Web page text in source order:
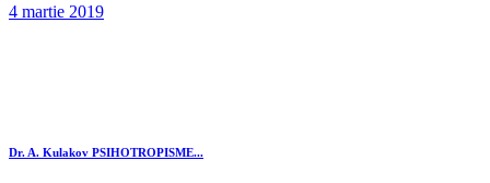
4 martie 2019
Dr. A. Kulakov PSIHOTROPISME...